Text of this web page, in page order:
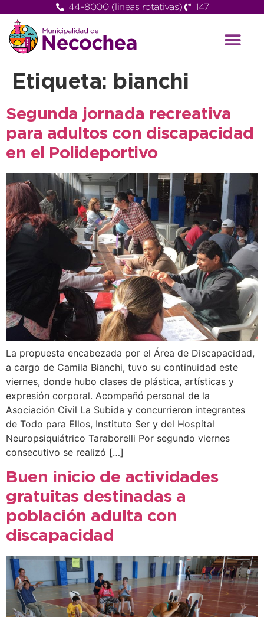
44-8000 (lineas rotativas) 147
Etiqueta: bianchi
Segunda jornada recreativa
para adultos con discapacidad
en el Polideportivo
La propuesta encabezada por el Área de Discapacidad,
a cargo de Camila Bianchi, tuvo su continuidad este
viernes, donde hubo clases de plástica, artísticas y
expresión corporal. Acompañó personal de la
Asociación Civil La Subida y concurrieron integrantes
de Todo para Ellos, Instituto Ser y del Hospital
Neuropsiquiátrico Taraborelli Por segundo viernes
consecutivo se realizó […]
Buen inicio de actividades
gratuitas destinadas a
población adulta con
discapacidad